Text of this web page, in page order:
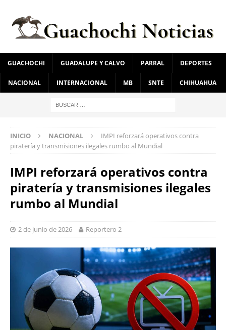
GUACHOCHI GUADALUPE Y CALVO PARRAL DEPORTES
NACIONAL INTERNACIONAL MB SNTE CHIHUAHUA
INICIO NACIONAL
IMPI reforzará operativos contra
piratería y transmisiones ilegales rumbo al Mundial
IMPI reforzará operativos contra
piratería y transmisiones ilegales
rumbo al Mundial
2 de junio de 2026 Reportero 2